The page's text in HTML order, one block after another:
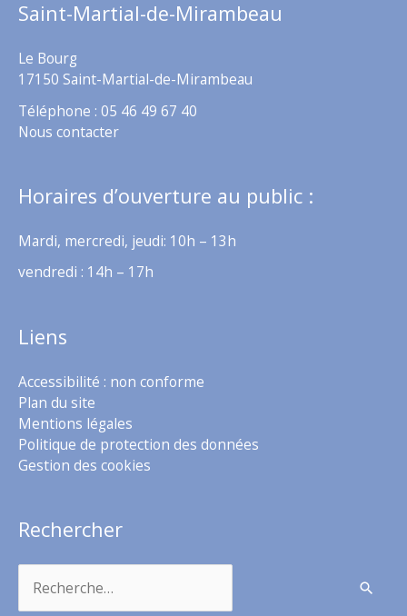
Saint-Martial-de-Mirambeau
Le Bourg
17150 Saint-Martial-de-Mirambeau
Téléphone : 05 46 49 67 40
Nous contacter
Horaires d’ouverture au public :
Mardi, mercredi, jeudi: 10h – 13h
vendredi : 14h – 17h
Liens
Accessibilité : non conforme
Plan du site
Mentions légales
Politique de protection des données
Gestion des cookies
Rechercher